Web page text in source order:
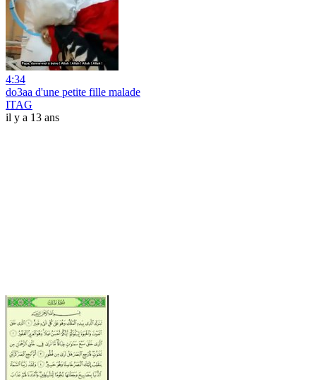
4:34
do3aa d'une petite fille malade
ITAG
il y a 13 ans